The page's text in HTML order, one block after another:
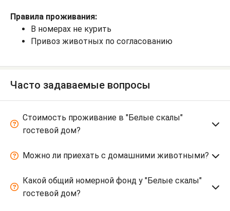
Правила проживания:
В номерах не курить
Привоз животных по согласованию
Часто задаваемые вопросы
Стоимость проживание в "Белые скалы"
гостевой дом?
Можно ли приехать с домашними животными?
Какой общий номерной фонд у "Белые скалы"
гостевой дом?